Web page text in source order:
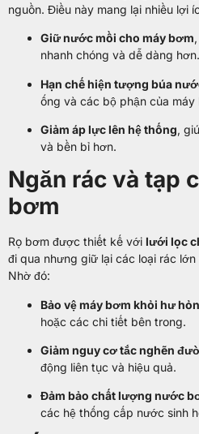
nguồn. Điều này mang lại nhiều lợi
Giữ nước mồi cho máy bơm
nhanh chóng và dễ dàng hơn.
Hạn chế hiện tượng búa
ống và các bộ phận của máy
Giảm áp lực lên hệ thống,
và bền bỉ hơn.
Ngăn rác và tạp
bơm
Rọ bơm được thiết kế với lưới lọc
đi qua nhưng giữ lại các loại rác
Nhờ đó:
Bảo vệ máy bơm khỏi hư
hoặc các chi tiết bên trong.
Giảm nguy cơ tắc nghẽn
động liên tục và hiệu quả.
Đảm bảo chất lượng nước
các hệ thống cấp nước sinh